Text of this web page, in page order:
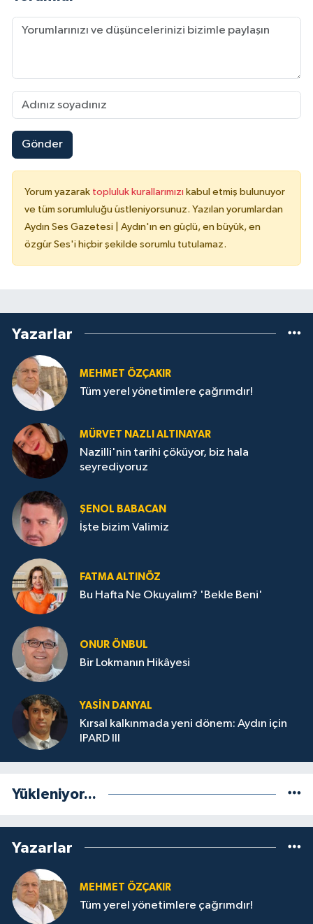
Gönder
Yorum yazarak topluluk kurallarımızı kabul etmiş bulunuyor
ve tüm sorumluluğu üstleniyorsunuz. Yazılan yorumlardan
Aydın Ses Gazetesi | Aydın'ın en güçlü, en büyük, en
özgür Ses'i hiçbir şekilde sorumlu tutulamaz.
Yazarlar
MEHMET ÖZÇAKIR
Tüm yerel yönetimlere çağrımdır!
MÜRVET NAZLI ALTINAYAR
Nazilli'nin tarihi çöküyor, biz hala
seyrediyoruz
ŞENOL BABACAN
İşte bizim Valimiz
FATMA ALTINÖZ
Bu Hafta Ne Okuyalım? 'Bekle Beni'
ONUR ÖNBUL
Bir Lokmanın Hikâyesi
YASIN DANYAL
Kırsal kalkınmada yeni dönem: Aydın için
IPARD III
Yükleniyor...
Yazarlar
MEHMET ÖZÇAKIR
Tüm yerel yönetimlere çağrımdır!